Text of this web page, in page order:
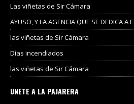
Las viñetas de Sir Cámara
AYUSO, Y LA AGENCIA QUE SE DEDICA A
las viñetas de Sir Cámara
Días incendiados
las viñetas de Sir Cámara
UNETE A LA PAJARERA